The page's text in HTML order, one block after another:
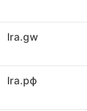
lra.gw
lra.рф